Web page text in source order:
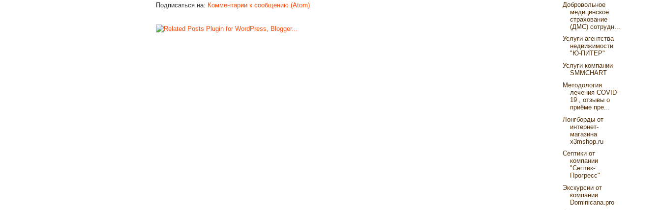
Подписаться на: Комментарии к сообщению (Atom)
Добровольное
медицинское
страхование
(ДМС) сотрудн...
Услуги агентства
недвижимости
"Ю-ПИТЕР"
Услуги компании
SMMCHART
Методология
лечения COVID-
19 , отзывы о
приёме пре...
Лонгборды от
интернет-
магазина
x3mshop.ru
Септики от
компании
"Септик-
Прогресс"
Экскурсии от
компании
Dominicana.pro